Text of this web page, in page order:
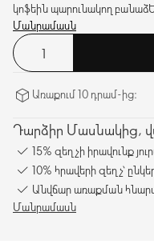
կոֆեին պարունակող
Մանրամասն
Առաքում 10 դրամ-ից։
Դարձիր Մասնակից,
15% զեղչի իրավունք
10% հրավերի զեղչ՝
Անվճար առաքման
Մանրամասն